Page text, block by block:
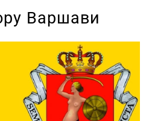
Варшави